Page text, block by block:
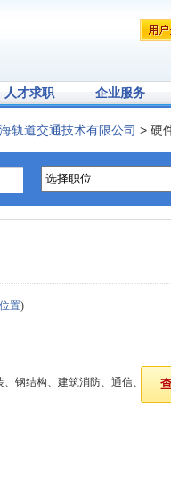
人才求职 企业服务
轨道交通技术有限公司 > 硬
置)
钢结构、建筑消防、通信、物业